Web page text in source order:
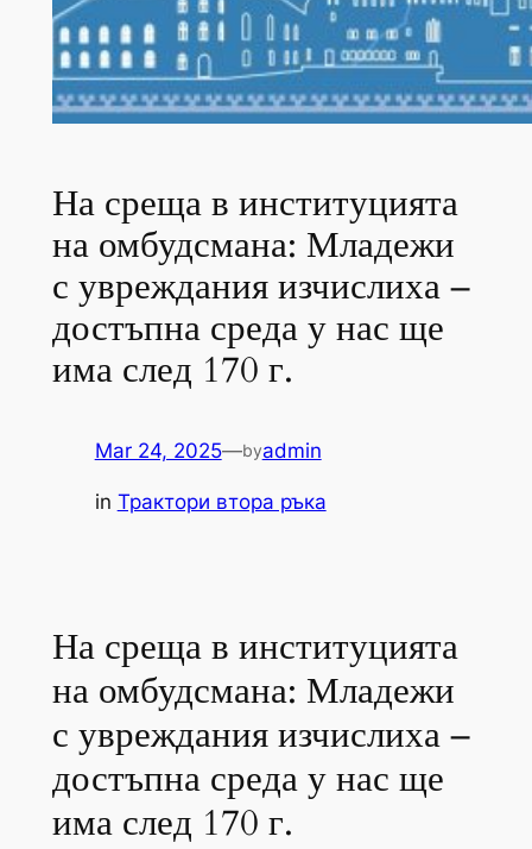
На среща в институцията
на омбудсмана: Младежи
с увреждания изчислиха –
достъпна среда у нас ще
има след 170 г.
Mar 24, 2025—byadmin
in Трактори втора ръка
На среща в институцията
на омбудсмана: Младежи
с увреждания изчислиха –
достъпна среда у нас ще
има след 170 г.